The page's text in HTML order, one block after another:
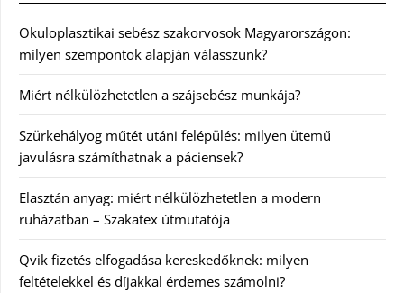
Okuloplasztikai sebész szakorvosok Magyarországon:
milyen szempontok alapján válasszunk?
Miért nélkülözhetetlen a szájsebész munkája?
Szürkehályog műtét utáni felépülés: milyen ütemű
javulásra számíthatnak a páciensek?
Elasztán anyag: miért nélkülözhetetlen a modern
ruházatban – Szakatex útmutatója
Qvik fizetés elfogadása kereskedőknek: milyen
feltételekkel és díjakkal érdemes számolni?